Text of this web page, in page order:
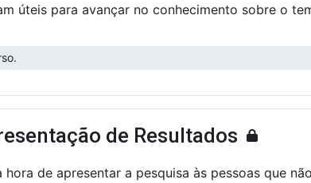
úteis para avançar no conhecimento sobre o
de Resultados
de apresentar a pesquisa às pessoas que